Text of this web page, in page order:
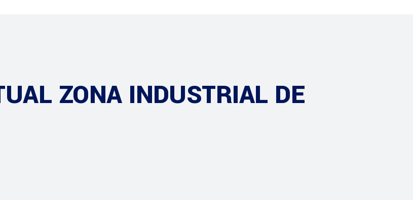
ZONA INDUSTRIAL DE